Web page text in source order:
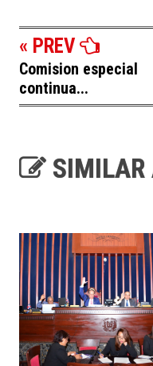
« PREV
Comision especial
continua...
SIMILAR